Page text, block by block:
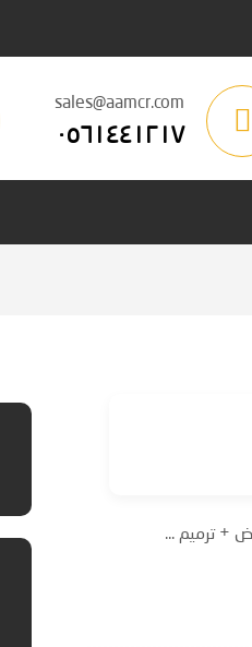
sales@aamcr.com
٠٥٦١٤٤١٢١٧
+ ترميم ...